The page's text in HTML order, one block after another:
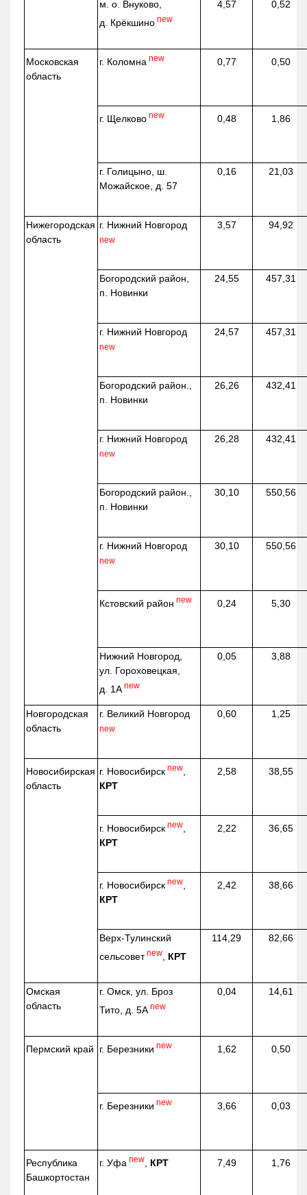
м. о. Внуково,
д. Крёкшино new
4,57 0,52
Московская
область
г. Коломна new 0,77 0,50
г. Щелково new 0,48 1,86
г. Голицыно, ш.
Можайское, д. 57
0,16 21,03
Нижегородская
область
г. Нижний Новгород
new
3,57 94,92
Богородский район,
п. Новинки
24,55 457,31
г. Нижний Новгород
new
24,57 457,31
Богородский район.,
п. Новинки
26,26 432,41
г. Нижний Новгород
new
26,28 432,41
Богородский район.,
п. Новинки
30,10 550,56
г. Нижний Новгород
new
30,10 550,56
Кстовский район new 0,24 5,30
Нижний Новгород,
ул. Гороховецкая,
д. 1А new
0,05 3,88
Новгородская
область
г. Великий Новгород
new
0,60 1,25
Новосибирская
область
г. Новосибирск new
КРТ
2,58 38,55
г. Новосибирск new
КРТ
2,22 36,65
г. Новосибирск new
КРТ
2,42 38,66
Верх-Тулинский
сельсовет new КРТ
114,29 82,66
Омская
область
г. Омск, ул. Броз
Тито, д. 5А new
0,04 14,61
Пермский край г. Березники new 1,62 0,50
г. Березники new 3,66 0,03
Республика
Башкортостан
г. Уфа new КРТ 7,49 1,76